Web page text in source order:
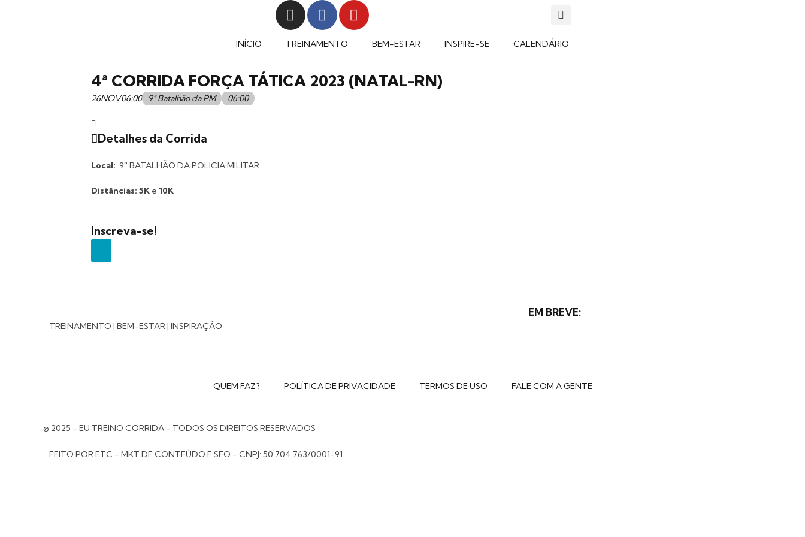
INÍCIO TREINAMENTO BEM-ESTAR INSPIRE-SE CALENDÁRIO
4ª CORRIDA FORÇA TÁTICA 2023 (NATAL-RN)
26NOV06:00 9° Batalhão da PM 06:00
Detalhes da Corrida
Local: 9° BATALHÃO DA POLICIA MILITAR
Distâncias: 5K e 10K
Inscreva-se!
TREINAMENTO | BEM-ESTAR | INSPIRAÇÃO
EM BREVE:
QUEM FAZ? POLÍTICA DE PRIVACIDADE TERMOS DE USO FALE COM A GENTE
© 2025 - EU TREINO CORRIDA - TODOS OS DIREITOS RESERVADOS
FEITO POR ETC - MKT DE CONTEÚDO E SEO - CNPJ: 50.704.763/0001-91